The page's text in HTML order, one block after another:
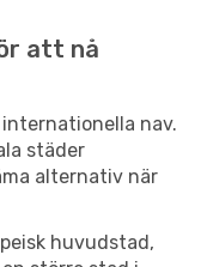
att nå
nav.
städer
alternativ när
huvudstad,